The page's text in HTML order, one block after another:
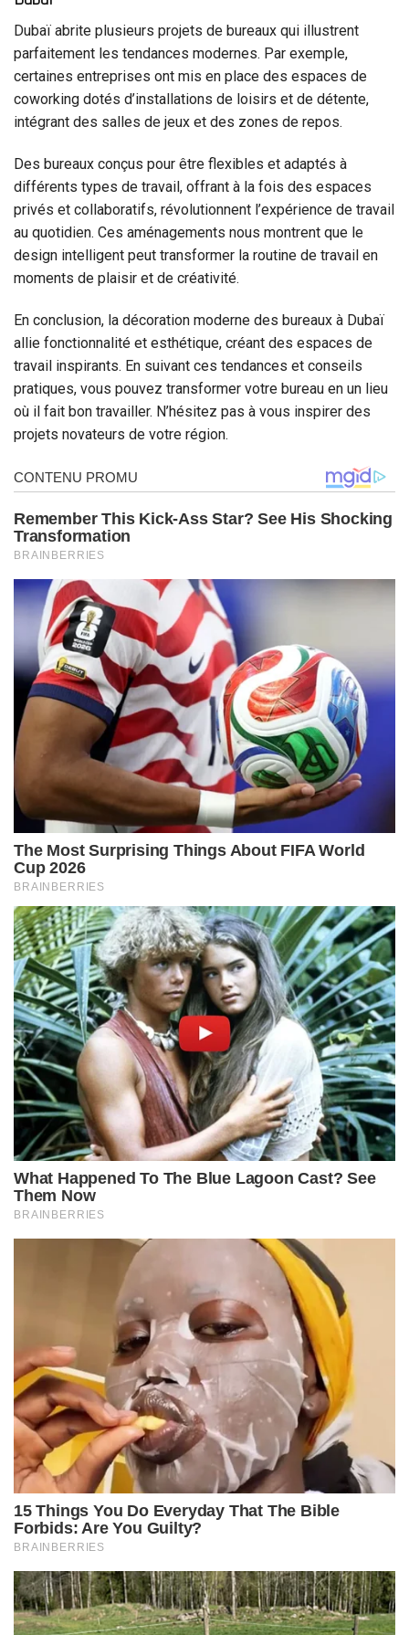
Dubaï abrite plusieurs projets de bureaux qui illustrent
parfaitement les tendances modernes. Par exemple,
certaines entreprises ont mis en place des espaces de
coworking dotés d’installations de loisirs et de détente,
intégrant des salles de jeux et des zones de repos.
Des bureaux conçus pour être flexibles et adaptés à
différents types de travail, offrant à la fois des espaces
privés et collaboratifs, révolutionnent l’expérience de travail
au quotidien. Ces aménagements nous montrent que le
design intelligent peut transformer la routine de travail en
moments de plaisir et de créativité.
En conclusion, la décoration moderne des bureaux à Dubaï
allie fonctionnalité et esthétique, créant des espaces de
travail inspirants. En suivant ces tendances et conseils
pratiques, vous pouvez transformer votre bureau en un lieu
où il fait bon travailler. N’hésitez pas à vous inspirer des
projets novateurs de votre région.